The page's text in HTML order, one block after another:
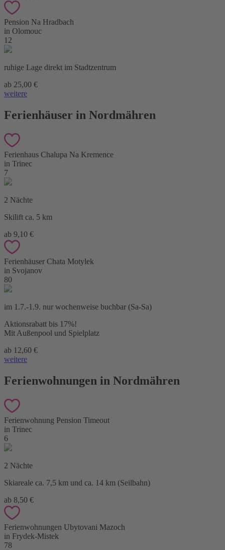
Pension Na Hradbach
in Olomouc
12
ruhige Lage direkt im Stadtzentrum
ab 25,00 €
weitere
Ferienhäuser in Nordmähren
Ferienhaus Chalupa Na Kremence
in Trinec
7
2 Nächte
Skilift ca. 5 km
ab 9,10 €
Ferienhäuser Chata Motylek
in Svojanov
80
im 1.7.-1.9. nur wochenweise buchbar (Sa-Sa)
Aktionsrabatt bis 17%!
Mit Außenpool und Spielplatz
ab 12,60 €
weitere
Ferienwohnungen in Nordmähren
Ferienwohnung Pension Timeout
in Trinec
6
2 Nächte
Skiareale ca. 7,5 km und ca. 14 km (Seilbahn)
ab 8,50 €
Ferienwohnungen Ubytovani Mazoch
in Frydek-Mistek
78